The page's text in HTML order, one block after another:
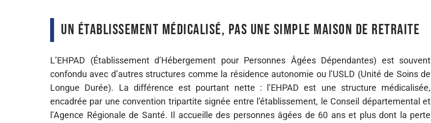
Un établissement médicalisé, pas une simple maison de retraite
L’EHPAD (Établissement d’Hébergement pour Personnes Âgées Dépendantes) est souvent
confondu avec d’autres structures comme la résidence autonomie ou l’USLD (Unité de Soins de
Longue Durée). La différence est pourtant nette : l’EHPAD est une structure médicalisée,
encadrée par une convention tripartite signée entre l’établissement, le Conseil départemental et
l’Agence Régionale de Santé. Il accueille des personnes âgées de 60 ans et plus dont la perte